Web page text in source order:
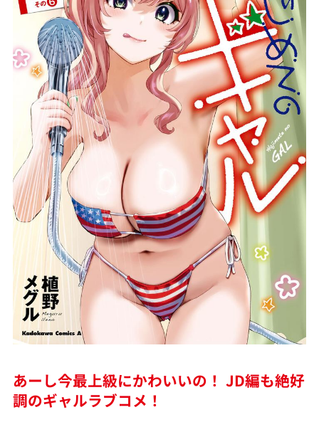
あーし今最上級にかわいいの！ JD編も絶好
調のギャルラブコメ！